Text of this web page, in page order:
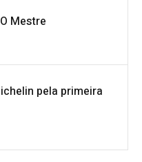
Mestre
pela primeira